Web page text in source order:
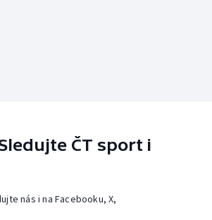
ČT sport i
nás i na Facebooku, X,